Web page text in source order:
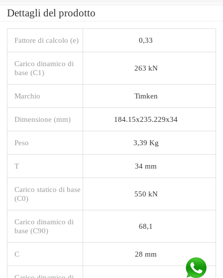
Dettagli del prodotto
Fattore di calcolo (e) 0,33
Carico dinamico di
base (C1)
263 kN
Marchio Timken
Dimensione (mm) 184.15x235.229x34
Peso 3,39 Kg
T 34 mm
Carico statico di base
(C0)
550 kN
Carico dinamico di
base (C90)
68,1
C 28 mm